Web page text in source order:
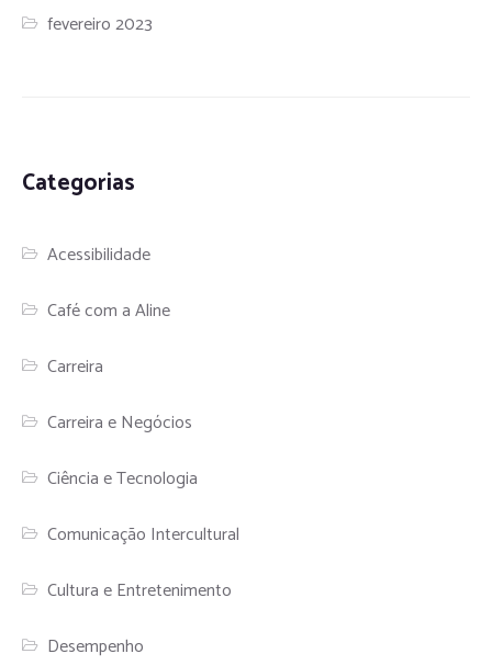
fevereiro 2023
Categorias
Acessibilidade
Café com a Aline
Carreira
Carreira e Negócios
Ciência e Tecnologia
Comunicação Intercultural
Cultura e Entretenimento
Desempenho